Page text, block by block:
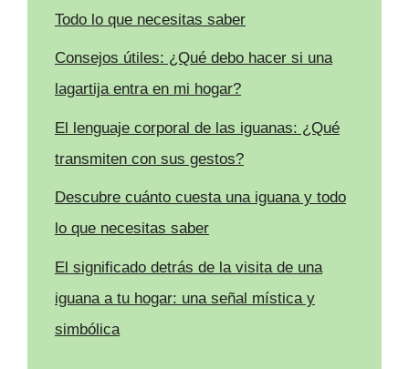
Todo lo que necesitas saber
Consejos útiles: ¿Qué debo hacer si una
lagartija entra en mi hogar?
El lenguaje corporal de las iguanas: ¿Qué
transmiten con sus gestos?
Descubre cuánto cuesta una iguana y todo
lo que necesitas saber
El significado detrás de la visita de una
iguana a tu hogar: una señal mística y
simbólica